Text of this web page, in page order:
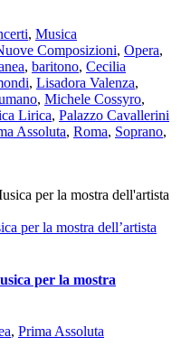
, Musica
Composizioni, Opera,
, baritono, Cecilia
, Lisadora Valenza,
, Michele Cossyro,
Lirica, Palazzo Cavallerini
Assoluta, Roma, Soprano,
per la mostra dell’artista
per la mostra
, Prima Assoluta